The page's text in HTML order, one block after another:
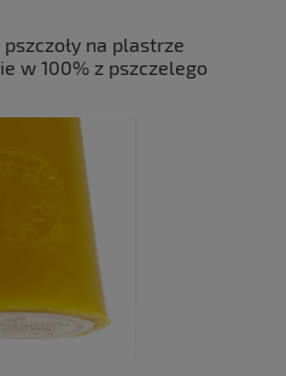
na plastrze
w 100% z pszczelego